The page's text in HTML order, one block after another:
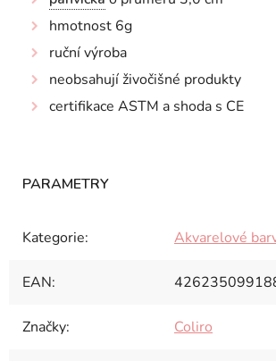
hmotnost 6g
ruční výroba
neobsahují živočišné produkty
certifikace ASTM a shoda s CE
Kategorie: Akvarelové
EAN:
Značky: Coliro